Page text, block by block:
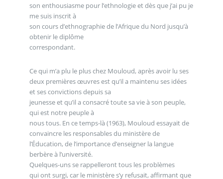
son enthousiasme pour l’ethnologie et dès que j’ai pu je
me suis inscrit à
son cours d’ethnographie de l’Afrique du Nord jusqu’à
obtenir le diplôme
correspondant.
Ce qui m’a plu le plus chez Mouloud, après avoir lu ses
deux premières œuvres est qu’il a maintenu ses idées
et ses convictions depuis sa
jeunesse et qu’il a consacré toute sa vie à son peuple,
qui est notre peuple à
nous tous. En ce temps-là (1963), Mouloud essayait de
convaincre les responsables du ministère de
l’Éducation, de l’importance d’enseigner la langue
berbère à l’université.
Quelques-uns se rappelleront tous les problèmes
qui ont surgi, car le ministère s’y refusait, affirmant que